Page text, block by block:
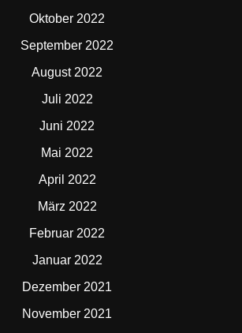
Oktober 2022
September 2022
August 2022
Juli 2022
Juni 2022
Mai 2022
April 2022
März 2022
Februar 2022
Januar 2022
Dezember 2021
November 2021